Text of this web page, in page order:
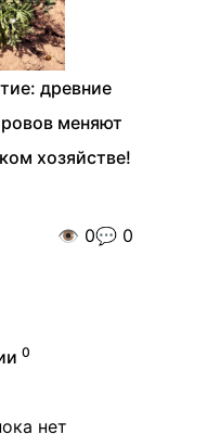
древние
меняют
хозяйстве!
👁️ 0💬 0
0
нет